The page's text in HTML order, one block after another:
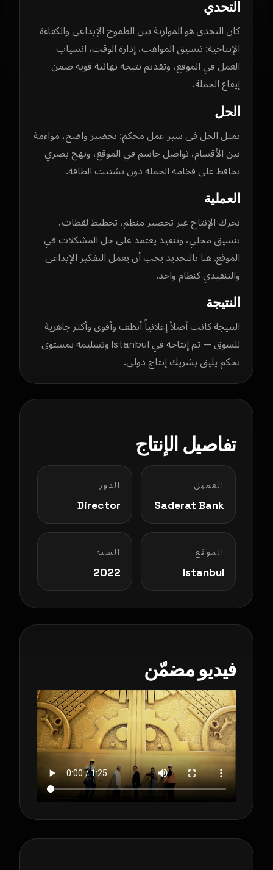
التحدي
كان التحدي هو الموازنة بين الطموح الإبداعي والكفاءة
الإنتاجية: تنسيق المواهب، إدارة الوقت، انسياب
العمل في الموقع، وتقديم نتيجة نهائية قوية ضمن
إيقاع الحملة.
الحل
تمثل الحل في سير عمل محكم: تحضير واضح، مواءمة
بين الأقسام، تواصل حاسم في الموقع، ونهج بصري
يحافظ على فخامة الحملة دون تشتيت الطاقة.
العملية
تحرك الإنتاج عبر تحضير منظم، تخطيط لقطات،
تنسيق محلي، وتنفيذ يعتمد على حل المشكلات في
الموقع. هنا بالتحديد يجب أن يعمل التفكير الإبداعي
والتنفيذي كنظام واحد.
النتيجة
النتيجة كانت أصلاً إعلانياً أنظف وأقوى وأكثر جاهزية
للسوق — تم إنتاجه في Istanbul وتسليمه بمستوى
تحكم يليق بشريك إنتاج دولي.
تفاصيل الإنتاج
العميل
Saderat Bank
الدور
Director
الموقع
Istanbul
السنة
2022
فيديو مضمّن